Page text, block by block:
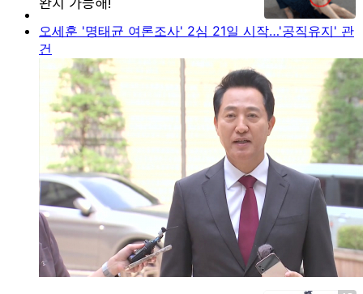
오세훈 '명태균 여론조사' 2심 21일 시작…'공직유지' 관
건